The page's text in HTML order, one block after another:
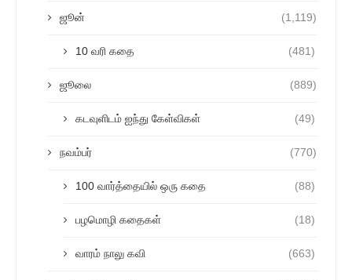
ஜூன் (1,119)
10 வரி கதை (481)
ஜூலை (889)
கடவுளிடம் ஐந்து கேள்விகள் (49)
நவம்பர் (770)
100 வார்த்தையில் ஒரு கதை (88)
பழமொழி கதைகள் (18)
வாரம் நாலு கவி (663)